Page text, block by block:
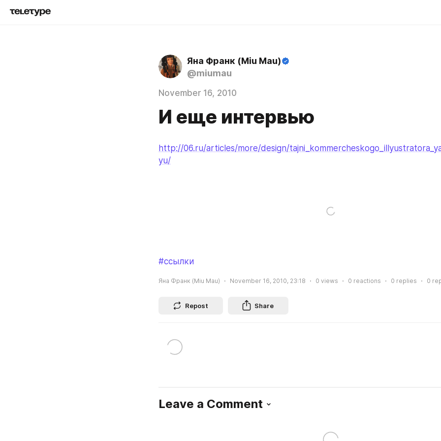
Яна Франк (Miu Mau)
@miumau
November 16, 2010
И еще интервью
http://06.ru/articles/more/design/
yu/
#ссылки
Яна Франк (Miu Mau) November 16, 2010, 23:18 0 views 0 reactions 0 replies 0
Repost Share
Leave a Comment